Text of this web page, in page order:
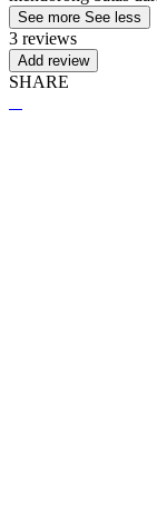
See more See less
3 reviews
Add review
SHARE